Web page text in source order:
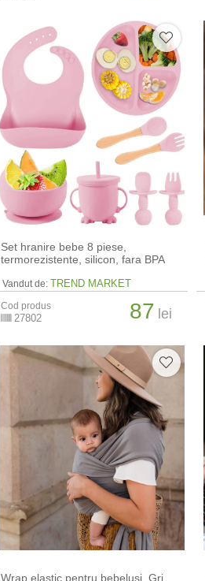
Set hranire bebe 8 piese,
termorezistente, silicon, fara BPA
Vandut de: TREND MARKET
Cod produs
27802 87 lei
Wrap elastic pentru bebelusi, Gri